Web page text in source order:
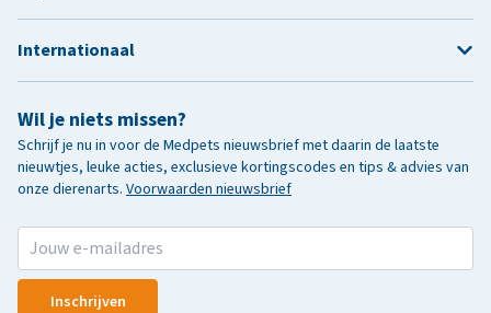
Wil je niets missen?
Schrijf je nu in voor de Medpets nieuwsbrief met daarin de laatste
nieuwtjes, leuke acties, exclusieve kortingscodes en tips & advies van
onze dierenarts. Voorwaarden nieuwsbrief
Inschrijven
Internationaal